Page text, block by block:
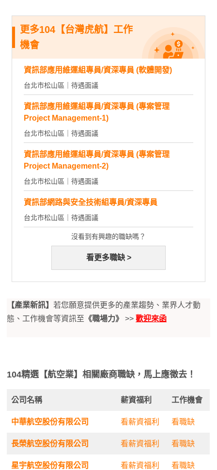
更多104【台灣虎航】工作
機會
資訊部應用維運組專員/資深專員 (軟體開發)
台北市松山區｜待遇面議
資訊部應用維運組專員/資深專員 (專案管理
Project Management-1)
台北市松山區｜待遇面議
資訊部應用維運組專員/資深專員 (專案管理
Project Management-2)
台北市松山區｜待遇面議
資訊部網路與安全技術組專員/資深專員
台北市松山區｜待遇面議
沒看到有興趣的職缺嗎？
看更多職缺 >
【產業新訊】 若您願意提供更多的產業趨勢、業界人才動
態、工作機會等資訊至 《職場力》 >> 歡迎來函
104精選【航空業】相關廠商職缺，馬上應徵去！
公司名稱 薪資福利 工作機會
中華航空股份有限公司 看薪資福利 看職缺
長榮航空股份有限公司 看薪資福利 看職缺
星宇航空股份有限公司 看薪資福利 看職缺